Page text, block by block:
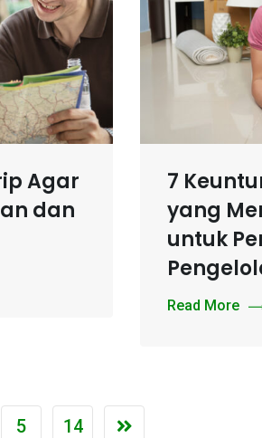
Agar
dan
7
yang
untuk
Read More
5 14